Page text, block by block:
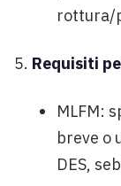
rottura/
Requisiti
MLFM:
breve o
DES,